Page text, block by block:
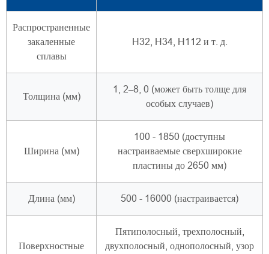
Распространенные
закаленные
сплавы
H32, H34, H112 и т. д.
Толщина (мм)
1, 2–8, 0 (может быть толще для
особых случаев)
Ширина (мм)
100 - 1850 (доступны
настраиваемые сверхширокие
пластины до 2650 мм)
Длина (мм) 500 - 16000 (настраивается)
Поверхностные
Пятиполосный, трехполосный,
двухполосный, однополосный, узор